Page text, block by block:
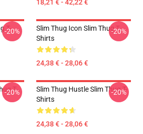
18,21 € - 42,22 €
T-
-20%
Slim Thug Icon Slim Thug T-
Shirts
24,38 € - 28,06 €
-20%
T-
-20%
Slim Thug Hustle Slim Thug T-
Shirts
24,38 € - 28,06 €
-20%